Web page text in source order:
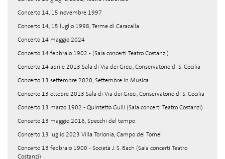
Concerto 14, 15 novembre 1997
Concerto 14, 15 luglio 1998, Terme di Caracalla
Concerto 14 maggio 2024
Concerto 14 febbraio 1902 - (Sala concerti Teatro Costanzi)
Concerto 14 aprile 2013 Sala di Via dei Greci, Conservatorio di S. Cecilia
Concerto 13 settembre 2020, Settembre in Musica
Concerto 13 ottobre 2013 Sala di Via dei Greci, Conservatorio di S. Cecilia
Concerto 13 marzo 1902 - Quintetto Gullì (Sala concerti Teatro Costanzi)
Concerto 13 maggio 2016, Specchi del tempo
Concerto 13 luglio 2023 Villa Torlonia, Campo dei Tornei
Concerto 13 febbraio 1900 - Società J. S. Bach (Sala concerti Teatro
Costanzi)